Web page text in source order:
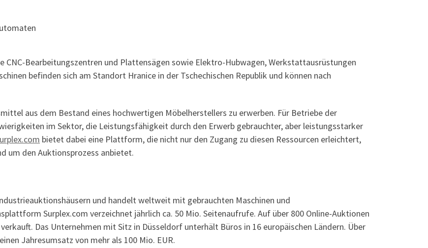
CNC-Bearbeitungszentren und Plattensägen sowie Elektro-Hubwagen, Werkstattausrüstungen
befinden sich am Standort Hranice in der Tschechischen Republik und können nach
aus dem Bestand eines hochwertigen Möbelherstellers zu erwerben. Für Betriebe der
im Sektor, die Leistungsfähigkeit durch den Erwerb gebrauchter, aber leistungsstarker
bietet dabei eine Plattform, die nicht nur den Zugang zu diesen Ressourcen erleichtert,
um den Auktionsprozess anbietet.
und handelt weltweit mit gebrauchten Maschinen und
Surplex.com verzeichnet jährlich ca. 50 Mio. Seitenaufrufe. Auf über 800 Online-Auktionen
Das Unternehmen mit Sitz in Düsseldorf unterhält Büros in 16 europäischen Ländern. Über
Jahresumsatz von mehr als 100 Mio. EUR.